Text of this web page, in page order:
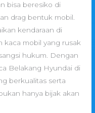
bisa beresiko di
drag bentuk mobil.
kendaraan di
kaca mobil yang rusak
hukum. Dengan
Belakang Hyundai di
berkualitas serta
hanya bijak akan